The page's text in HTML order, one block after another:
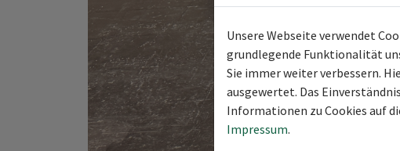
Unsere Webseite verwendet
grundlegende Funktionalität
Sie immer weiter verbessern.
ausgewertet. Das
Informationen zu Cookies auf
Impressum.